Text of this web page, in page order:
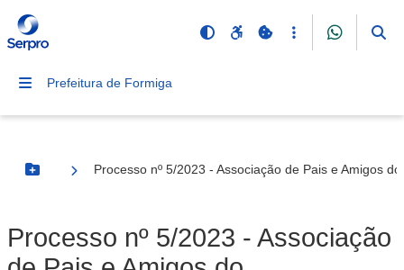
Prefeitura de Formiga
Botão Menu
Processo nº 5/2023 - Associação de Pais e Amigos
Processo nº 5/2023 - Associação